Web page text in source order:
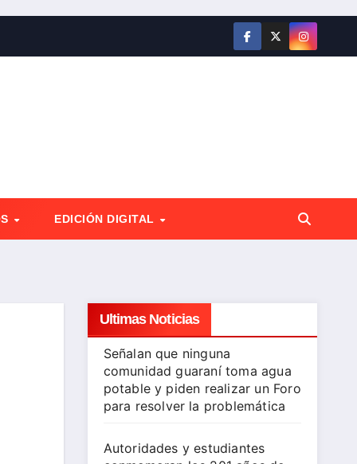
EDICIÓN DIGITAL
Ultimas Noticias
Señalan que ninguna
comunidad guaraní toma agua
potable y piden realizar un Foro
para resolver la problemática
Autoridades y estudiantes